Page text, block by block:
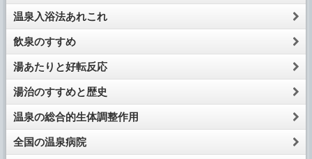
温泉入浴法あれこれ
飲泉のすすめ
湯あたりと好転反応
湯治のすすめと歴史
温泉の総合的生体調整作用
全国の温泉病院